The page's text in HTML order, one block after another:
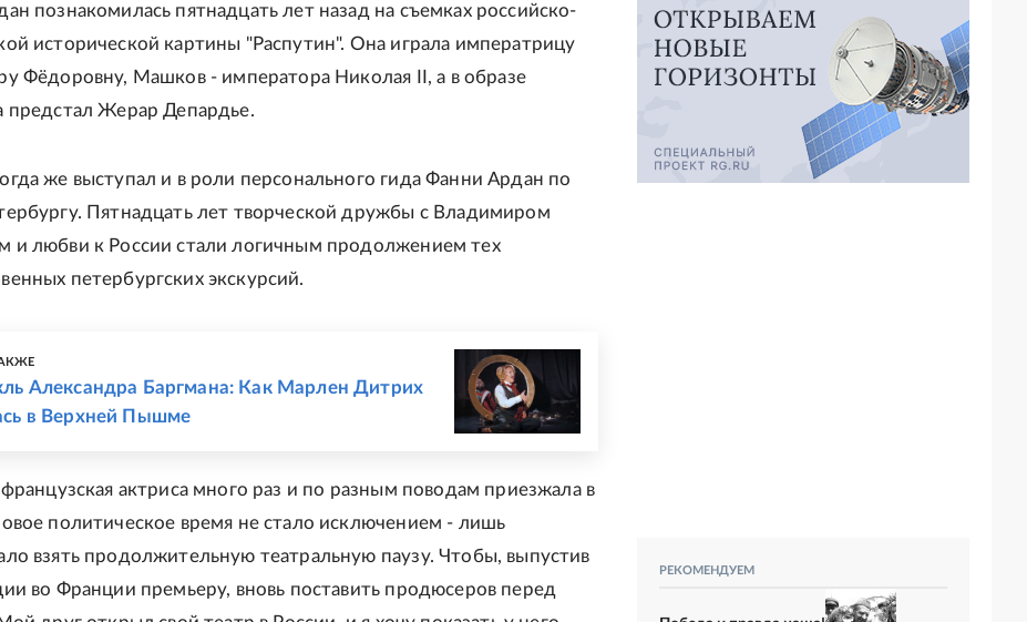
познакомилась пятнадцать лет назад на съемках российско-
исторической картины "Распутин". Она играла императрицу
Фёдоровну, Машков - императора Николая II, а в образе
предстал Жерар Депардье.
же выступал и в роли персонального гида Фанни Ардан по
Пятнадцать лет творческой дружбы с Владимиром
и любви к России стали логичным продолжением тех
петербургских экскурсий.
Александра Баргмана: Как Марлен Дитрих
в Верхней Пышме
актриса много раз и по разным поводам приезжала в
политическое время не стало исключением - лишь
взять продолжительную театральную паузу. Чтобы, выпустив
во Франции премьеру, вновь поставить продюсеров перед
РЕКОМЕНДУЕМ